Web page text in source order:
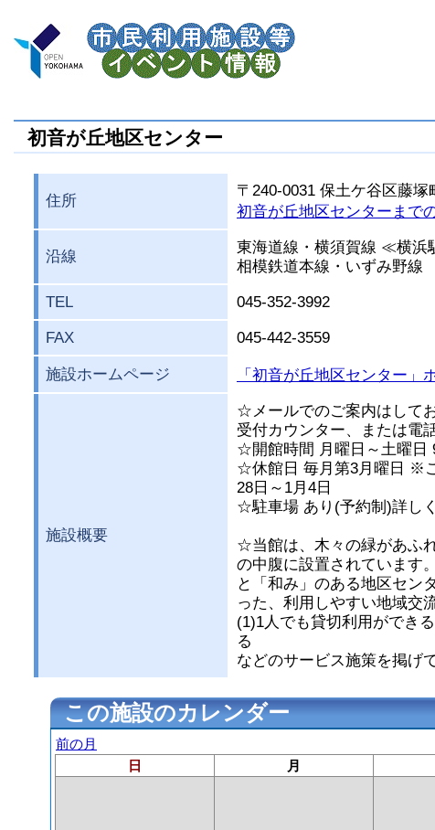
初音が丘地区センター
住所
〒240-0031 保土ケ谷区藤塚
初音が丘地区センターまで
沿線
東海道線・横須賀線 ≪横浜
相模鉄道本線・いずみ野線
TEL 045-352-3992
FAX 045-442-3559
施設ホームページ 「初音が丘地区センター」
施設概要
☆メールでのご案内はして
受付カウンター、または電
☆開館時間 月曜日～土曜日
☆休館日 毎月第3月曜日 ※
28日～1月4日
☆駐車場 あり(予約制)詳し
☆当館は、木々の緑があふ
の中腹に設置されています
と「和み」のある地区セン
った、利用しやすい地域交
(1)1人でも貸切利用ができ
る
などのサービス施策を掲げ
この施設のカレンダー
前の月
日
月